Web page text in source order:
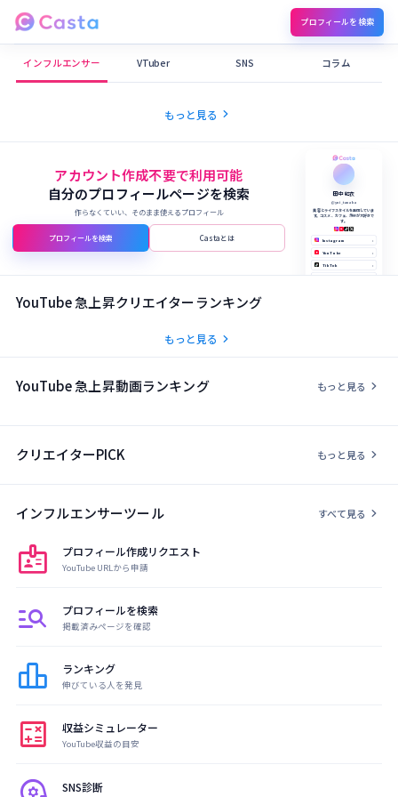
プロフィールを検索
Castaメディア
インフルエンサー VTuber SNS コラム
もっと見る chevron_right
アカウント作成不要で利用可能
自分のプロフィールページを検索
作らなくていい、そのまま使えるプロフィール
プロフィールを検索 Castaとは
田中 結衣
@yui_tanaka
美容とライフスタイルを発信していま
す。コスメ、カフェ、旅行が大好きで
す。
Instagram ›
YouTube ›
TikTok ›
YouTube 急上昇クリエイターランキング
もっと見る chevron_right
YouTube 急上昇動画ランキング もっと見る chevron_right
クリエイターPICK もっと見る chevron_right
インフルエンサーツール すべて見る chevron_right
badge プロフィール作成リクエスト
YouTube URLから申請
manage_search プロフィールを検索
掲載済みページを確認
leaderboard ランキング
伸びている人を発見
calculate 収益シミュレーター
YouTube収益の目安
SNS診断